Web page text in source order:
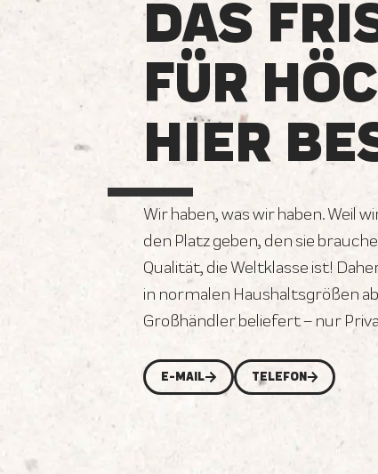
DAS
FÜR
HIER
Wir haben, was wir haben. Weil
den Platz geben, den sie
Qualität, die Weltklasse ist!
in normalen Haushaltsgrößen
Großhändler beliefert – nur
E-MAIL TELEFON